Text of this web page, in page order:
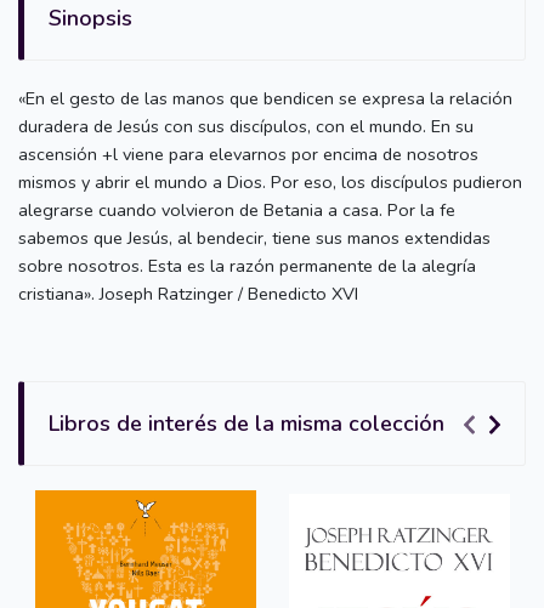
Sinopsis
«En el gesto de las manos que bendicen se expresa la relación
duradera de Jesús con sus discípulos, con el mundo. En su
ascensión +l viene para elevarnos por encima de nosotros
mismos y abrir el mundo a Dios. Por eso, los discípulos pudieron
alegrarse cuando volvieron de Betania a casa. Por la fe
sabemos que Jesús, al bendecir, tiene sus manos extendidas
sobre nosotros. Esta es la razón permanente de la alegría
cristiana». Joseph Ratzinger / Benedicto XVI
Libros de interés de la misma colección